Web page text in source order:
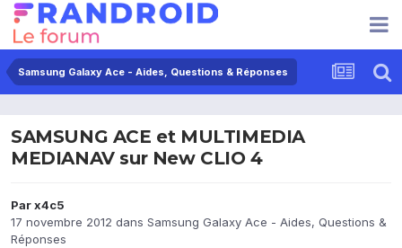
Samsung Galaxy Ace - Aides, Questions & Réponses
SAMSUNG ACE et MULTIMEDIA
MEDIANAV sur New CLIO 4
Parx4c5
17 novembre 2012 dans Samsung Galaxy Ace - Aides, Questions &
Réponses